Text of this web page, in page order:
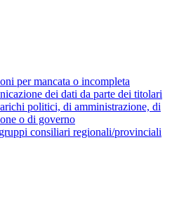
per mancata o incompleta
dei dati da parte dei titolari
politici, di amministrazione, di
o di governo
consiliari regionali/provinciali